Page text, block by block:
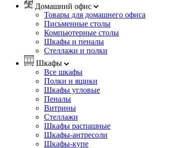
Домашний офис
Товары для домашнего офиса
Письменные столы
Компьютерные столы
Шкафы и пеналы
Стеллажи и полки
Шкафы
Все шкафы
Полки и ящики
Шкафы угловые
Пеналы
Витрины
Стеллажи
Шкафы распашные
Шкафы-антресоли
Шкафы-купе